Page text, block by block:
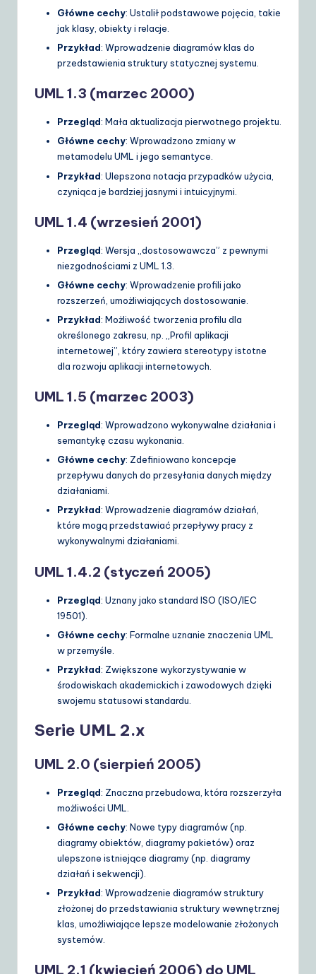
Główne cechy: Ustalił podstawowe pojęcia, takie
jak klasy, obiekty i relacje.
Przykład: Wprowadzenie diagramów klas do
przedstawienia struktury statycznej systemu.
UML 1.3 (marzec 2000)
Przegląd: Mała aktualizacja pierwotnego projektu.
Główne cechy: Wprowadzono zmiany w
metamodelu UML i jego semantyce.
Przykład: Ulepszona notacja przypadków użycia,
czyniąca je bardziej jasnymi i intuicyjnymi.
UML 1.4 (wrzesień 2001)
Przegląd: Wersja „dostosowawcza” z pewnymi
niezgodnościami z UML 1.3.
Główne cechy: Wprowadzenie profili jako
rozszerzeń, umożliwiających dostosowanie.
Przykład: Możliwość tworzenia profilu dla
określonego zakresu, np. „Profil aplikacji
internetowej”, który zawiera stereotypy istotne
dla rozwoju aplikacji internetowych.
UML 1.5 (marzec 2003)
Przegląd: Wprowadzono wykonywalne działania i
semantykę czasu wykonania.
Główne cechy: Zdefiniowano koncepcje
przepływu danych do przesyłania danych między
działaniami.
Przykład: Wprowadzenie diagramów działań,
które mogą przedstawiać przepływy pracy z
wykonywalnymi działaniami.
UML 1.4.2 (styczeń 2005)
Przegląd: Uznany jako standard ISO (ISO/IEC
19501).
Główne cechy: Formalne uznanie znaczenia UML
w przemyśle.
Przykład: Zwiększone wykorzystywanie w
środowiskach akademickich i zawodowych dzięki
swojemu statusowi standardu.
Serie UML 2.x
UML 2.0 (sierpień 2005)
Przegląd: Znaczna przebudowa, która rozszerzyła
możliwości UML.
Główne cechy: Nowe typy diagramów (np.
diagramy obiektów, diagramy pakietów) oraz
ulepszone istniejące diagramy (np. diagramy
działań i sekwencji).
Przykład: Wprowadzenie diagramów struktury
złożonej do przedstawiania struktury wewnętrznej
klas, umożliwiające lepsze modelowanie złożonych
systemów.
UML 2.1 (kwiecień 2006) do UML